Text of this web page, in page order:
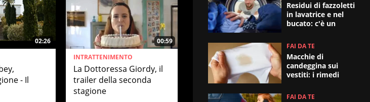
02:26
- Il
00:59
INTRATTENIMENTO
La Dottoressa Giordy, il
trailer della seconda
stagione
Residui di fazzoletti
in lavatrice e nel
bucato: c'è un
FAI DA TE
Macchie di
candeggina sui
vestiti: i rimedi
FAI DA TE